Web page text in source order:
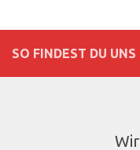
SO FINDEST DU UNS